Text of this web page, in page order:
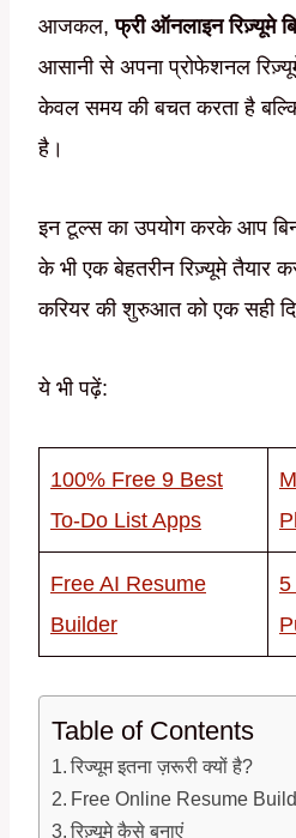
आजकल,फ्री ऑनलाइन रिज़्यूमे
आसानी से अपना प्रोफेशनल
केवल समय की बचत करता है
है।
इन टूल्स का उपयोग करके आप
के भी एक बेहतरीन रिज़्यूमे
करियर की शुरुआत को एक सही
ये भी पढ़ें:
100% Free 9 Best
To-Do List Apps
Free AI Resume
Builder
5
Table of Contents
रिज्यूम इतना ज़रूरी क्यों है?
Free Online Resume
रिज़्यूमे कैसे बनाएं